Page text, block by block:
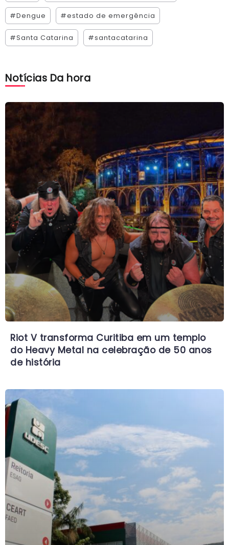
#Dengue #estado de emergência
#Santa Catarina #santacatarina
Notícias Da hora
Riot V transforma Curitiba em um templo
do Heavy Metal na celebração de 50 anos
de história